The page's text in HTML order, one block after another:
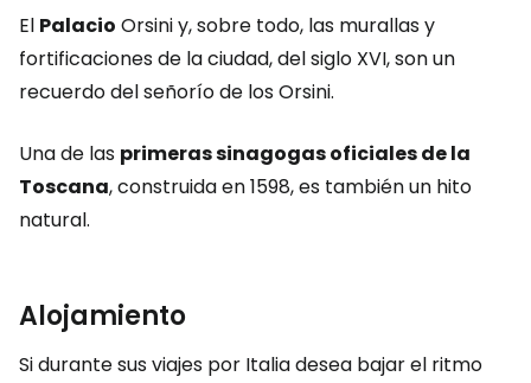
El Palacio Orsini y, sobre todo, las murallas y
fortificaciones de la ciudad, del siglo XVI, son un
recuerdo del señorío de los Orsini.
Una de las primeras sinagogas oficiales de la
Toscana, construida en 1598, es también un hito
natural.
Alojamiento
Si durante sus viajes por Italia desea bajar el ritmo